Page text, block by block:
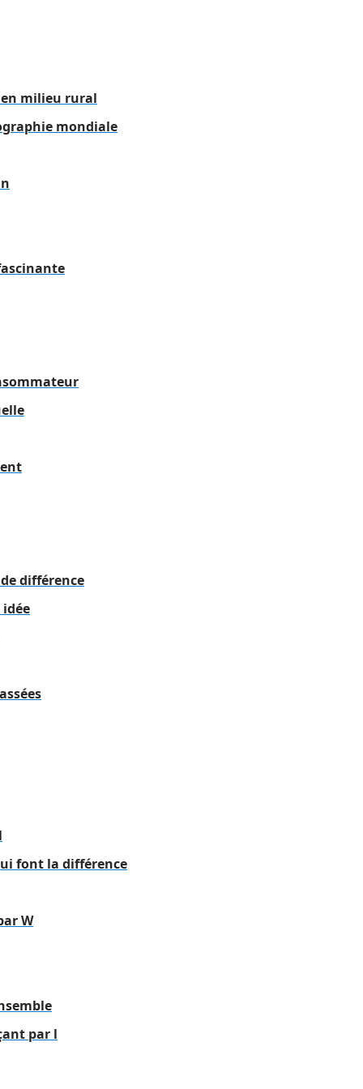
milieu rural
mondiale
différence
font la différence
W
par l